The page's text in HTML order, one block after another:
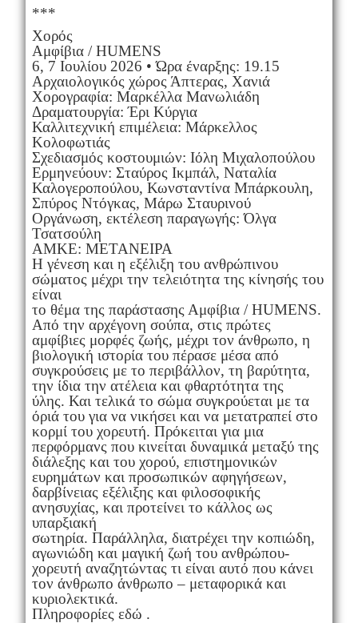
***
Χορός
Αμφίβια / HUMENS
6, 7 Ιουλίου 2026 • Ώρα έναρξης: 19.15
Αρχαιολογικός χώρος Άπτερας, Χανιά
Χορογραφία: Μαρκέλλα Μανωλιάδη
Δραματουργία: Έρι Κύργια
Καλλιτεχνική επιμέλεια: Μάρκελλος
Κολοφωτιάς
Σχεδιασμός κοστουμιών: Ιόλη Μιχαλοπούλου
Ερμηνεύουν: Σταύρος Ικμπάλ, Ναταλία
Καλογεροπούλου, Κωνσταντίνα Μπάρκουλη,
Σπύρος Ντόγκας, Μάρω Σταυρινού
Οργάνωση, εκτέλεση παραγωγής: Όλγα
Τσατσούλη
ΑΜΚΕ: ΜΕΤΑΝΕΙΡΑ
Η γένεση και η εξέλιξη του ανθρώπινου
σώματος μέχρι την τελειότητα της κίνησής του
είναι
το θέμα της παράστασης Αμφίβια / HUMENS.
Από την αρχέγονη σούπα, στις πρώτες
αμφίβιες μορφές ζωής, μέχρι τον άνθρωπο, η
βιολογική ιστορία του πέρασε μέσα από
συγκρούσεις με το περιβάλλον, τη βαρύτητα,
την ίδια την ατέλεια και φθαρτότητα της
ύλης. Και τελικά το σώμα συγκρούεται με τα
όριά του για να νικήσει και να μετατραπεί στο
κορμί του χορευτή. Πρόκειται για μια
περφόρμανς που κινείται δυναμικά μεταξύ της
διάλεξης και του χορού, επιστημονικών
ευρημάτων και προσωπικών αφηγήσεων,
δαρβίνειας εξέλιξης και φιλοσοφικής
ανησυχίας, και προτείνει το κάλλος ως
υπαρξιακή
σωτηρία. Παράλληλα, διατρέχει την κοπιώδη,
αγωνιώδη και μαγική ζωή του ανθρώπου-
χορευτή αναζητώντας τι είναι αυτό που κάνει
τον άνθρωπο άνθρωπο – μεταφορικά και
κυριολεκτικά.
Πληροφορίες εδώ .